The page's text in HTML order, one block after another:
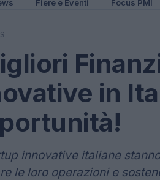
Fiere e Eventi Focus PMI
in
innovative italiane
le loro operazioni e